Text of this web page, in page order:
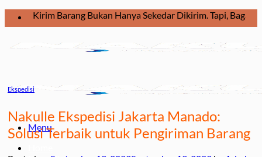
Skip
to
Barang Bukan Hanya Sekedar Dikirim. Tapi, Bagaimana
Menu
Ekspedisi
Nakulle Ekspedisi Jakarta Manado:
Solusi Terbaik untuk Pengiriman Barang